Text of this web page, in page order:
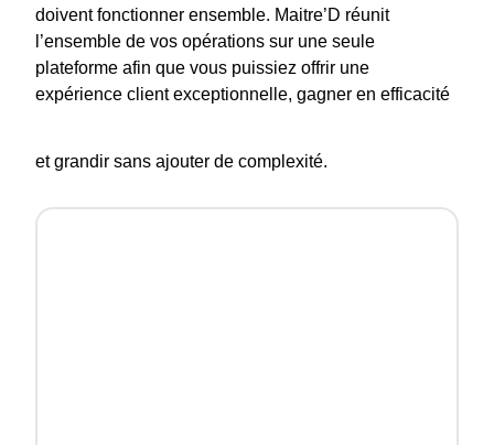
doivent fonctionner ensemble. Maitre’D réunit
l’ensemble de vos opérations sur une seule
plateforme afin que vous puissiez offrir une
expérience client exceptionnelle, gagner en efficacité
et grandir sans ajouter de complexité.